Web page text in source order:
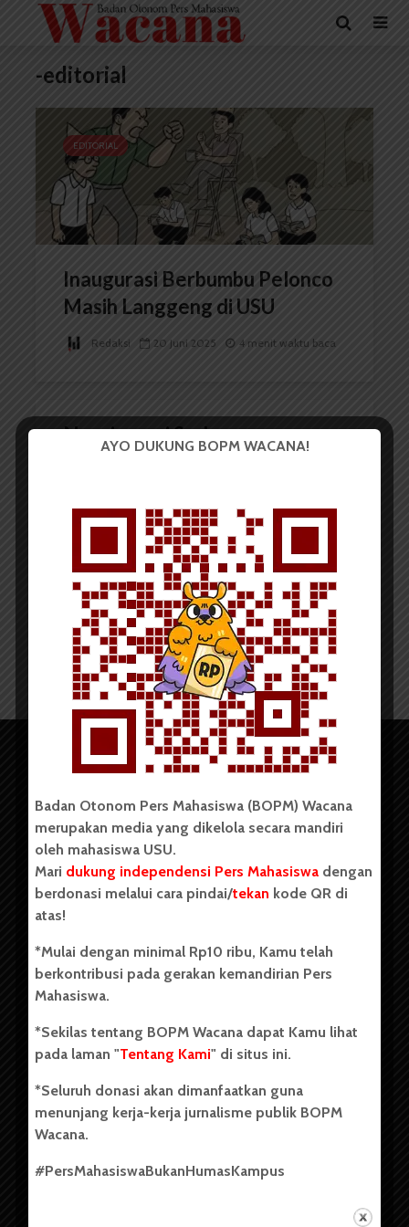
-editorial
EDITORIAL
Inaugurasi Berbumbu Pelonco
Masih Langgeng di USU
Redaksi 20 Juni 2025 4 menit waktu baca
Ngeri-ngeri Sedapnya
Redaksi 29 Oktober 2014 4 menit waktu baca
Copyright © 2023. All rights reserved BOPM WACANA.
Badan Otonom Pers Mahasiswa (BOPM) Wacana merupakan
pers mahasiswa yang berdiri di luar kampus dan dikelola
(USU). Sebelumnya BOPM Wacana merupakan salah satu
Unit Kegiatan Mahasiswa (UKM) di Universitas Sumatera
berdiri pada 1 Juli 1995.
Tentang Kami
AYO DUKUNG BOPM WACANA!
Badan Otonom Pers Mahasiswa (BOPM) Wacana
merupakan media yang dikelola secara mandiri
oleh mahasiswa USU.
Mari dukung independensi Pers Mahasiswa dengan
berdonasi melalui cara pindai/tekan kode QR di
atas!
*Mulai dengan minimal Rp10 ribu, Kamu telah
berkontribusi pada gerakan kemandirian Pers
Mahasiswa.
*Sekilas tentang BOPM Wacana dapat Kamu lihat
pada laman "Tentang Kami" di situs ini.
*Seluruh donasi akan dimanfaatkan guna
menunjang kerja-kerja jurnalisme publik BOPM
Wacana.
#PersMahasiswaBukanHumasKampus